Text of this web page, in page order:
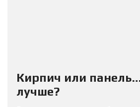
Кирпич или
лучше?